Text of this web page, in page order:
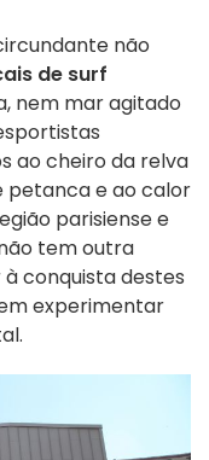
não
de surf
nem mar agitado
ao cheiro da relva
petanca e ao calor
parisiense e
tem outra
conquista destes
experimentar